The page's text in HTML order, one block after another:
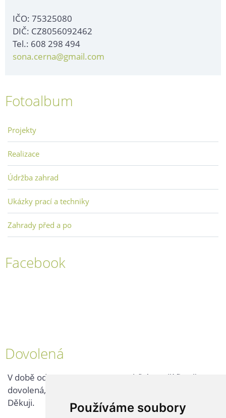
Používáme soubory
IČO: 75325080
DIČ: CZ8056092462
Tel.: 608 298 494
sona.cerna@gmail.com
Fotoalbum
Projekty
Realizace
Údržba zahrad
Ukázky prací a techniky
Zahrady před a po
Facebook
Dovolená
V době od 25. 7. - 2. 8. 2026 probíhá v naší firmě
dovolená, kontaktujte nás až po jejím ukončení.
Děkuji.